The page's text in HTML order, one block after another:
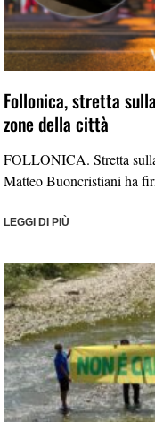
Follonica, stretta
zone della città
FOLLONICA. Stretta
Matteo Buoncristiani ha
LEGGI DI PIÙ